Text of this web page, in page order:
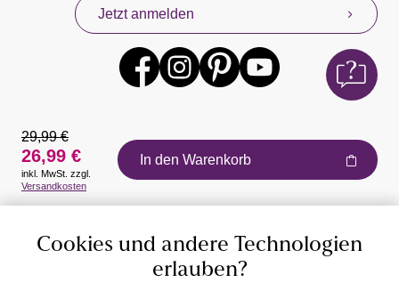
Jetzt anmelden
Auszeichnungen
29,99 €
26,99 €
inkl. MwSt. zzgl.
Versandkosten
In den Warenkorb
Cookies und andere Technologien
erlauben?